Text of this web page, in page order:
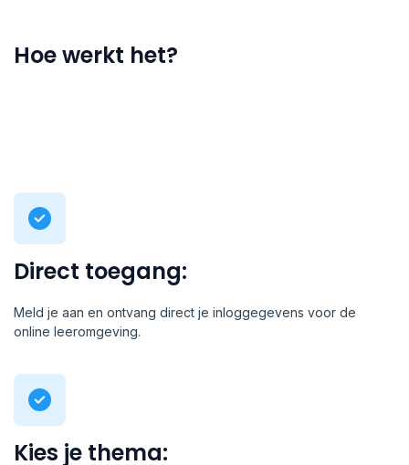
Hoe werkt het?
Direct toegang:
Meld je aan en ontvang direct je inloggegevens voor de
online leeromgeving.
Kies je thema: